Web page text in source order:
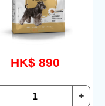
HK$ 890
+